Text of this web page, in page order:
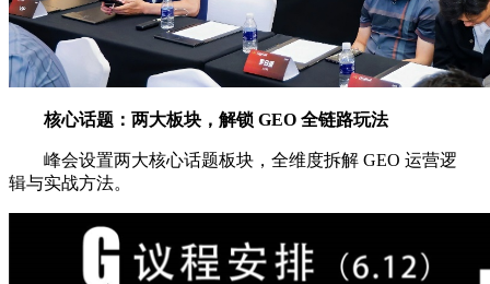
核心话题：两大板块，解锁 GEO 全链路玩法
峰会设置两大核心话题板块，全维度拆解 GEO 运营逻
辑与实战方法。